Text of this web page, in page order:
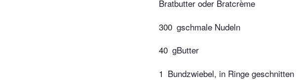
Bratbutter oder Bratcrème
300 gschmale Nudeln
40 gButter
1 Bundzwiebel, in Ringe geschnitten